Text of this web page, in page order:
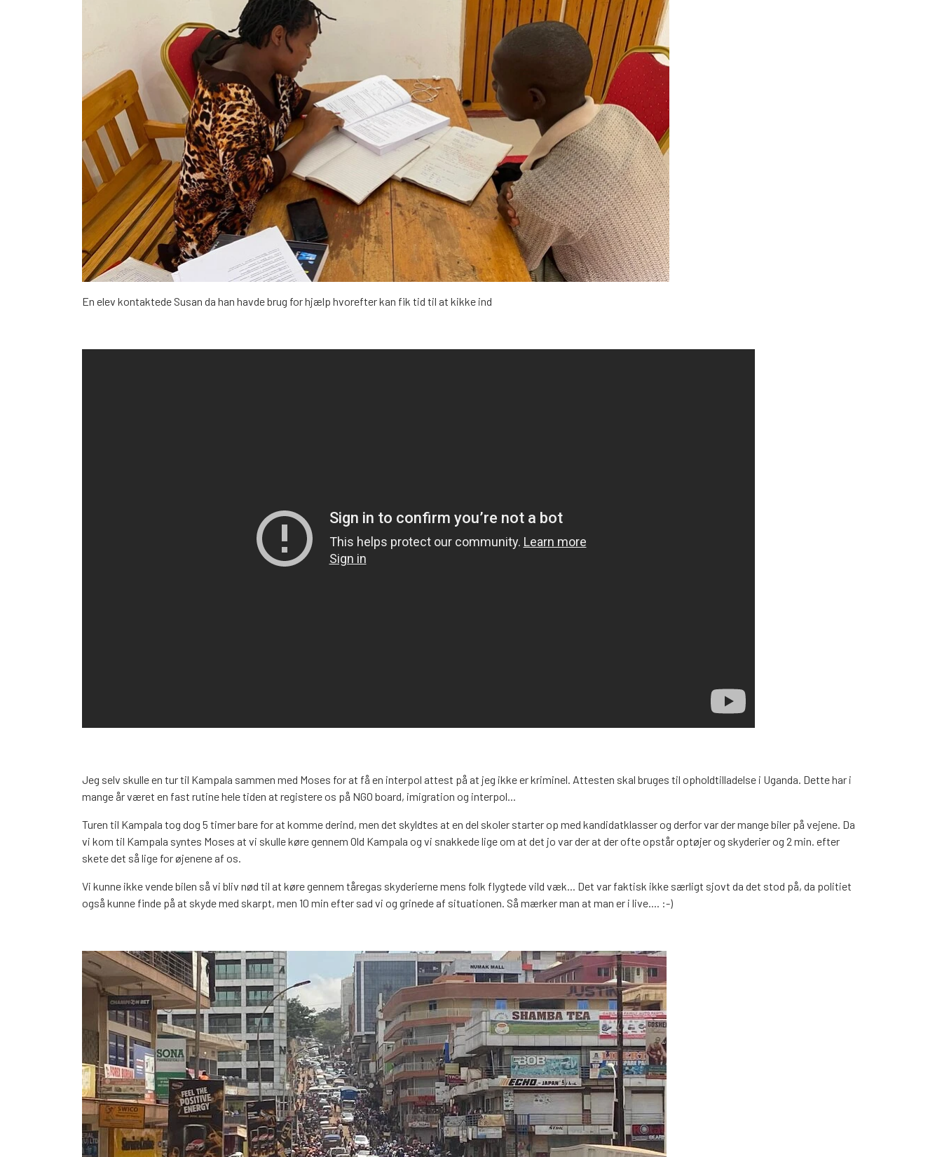
En elev kontaktede Susan da han havde brug for hjælp hvorefter kan fik tid til at kikke ind
Jeg selv skulle en tur til Kampala sammen med Moses for at få en interpol attest på at jeg ikke er kriminel. Attesten skal bruges til opholdtilladelse i Uganda. Dette har i
mange år været en fast rutine hele tiden at registere os på NGO board, imigration og interpol...
Turen til Kampala tog dog 5 timer bare for at komme derind, men det skyldtes at en del skoler starter op med kandidatklasser og derfor var der mange biler på vejene. Da
vi kom til Kampala syntes Moses at vi skulle køre gennem Old Kampala og vi snakkede lige om at det jo var der at der ofte opstår optøjer og skyderier og 2 min. efter
skete det så lige for øjenene af os.
Vi kunne ikke vende bilen så vi bliv nød til at køre gennem tåregas skyderierne mens folk flygtede vild væk... Det var faktisk ikke særligt sjovt da det stod på, da politiet
også kunne finde på at skyde med skarpt, men 10 min efter sad vi og grinede af situationen. Så mærker man at man er i live.... :-)